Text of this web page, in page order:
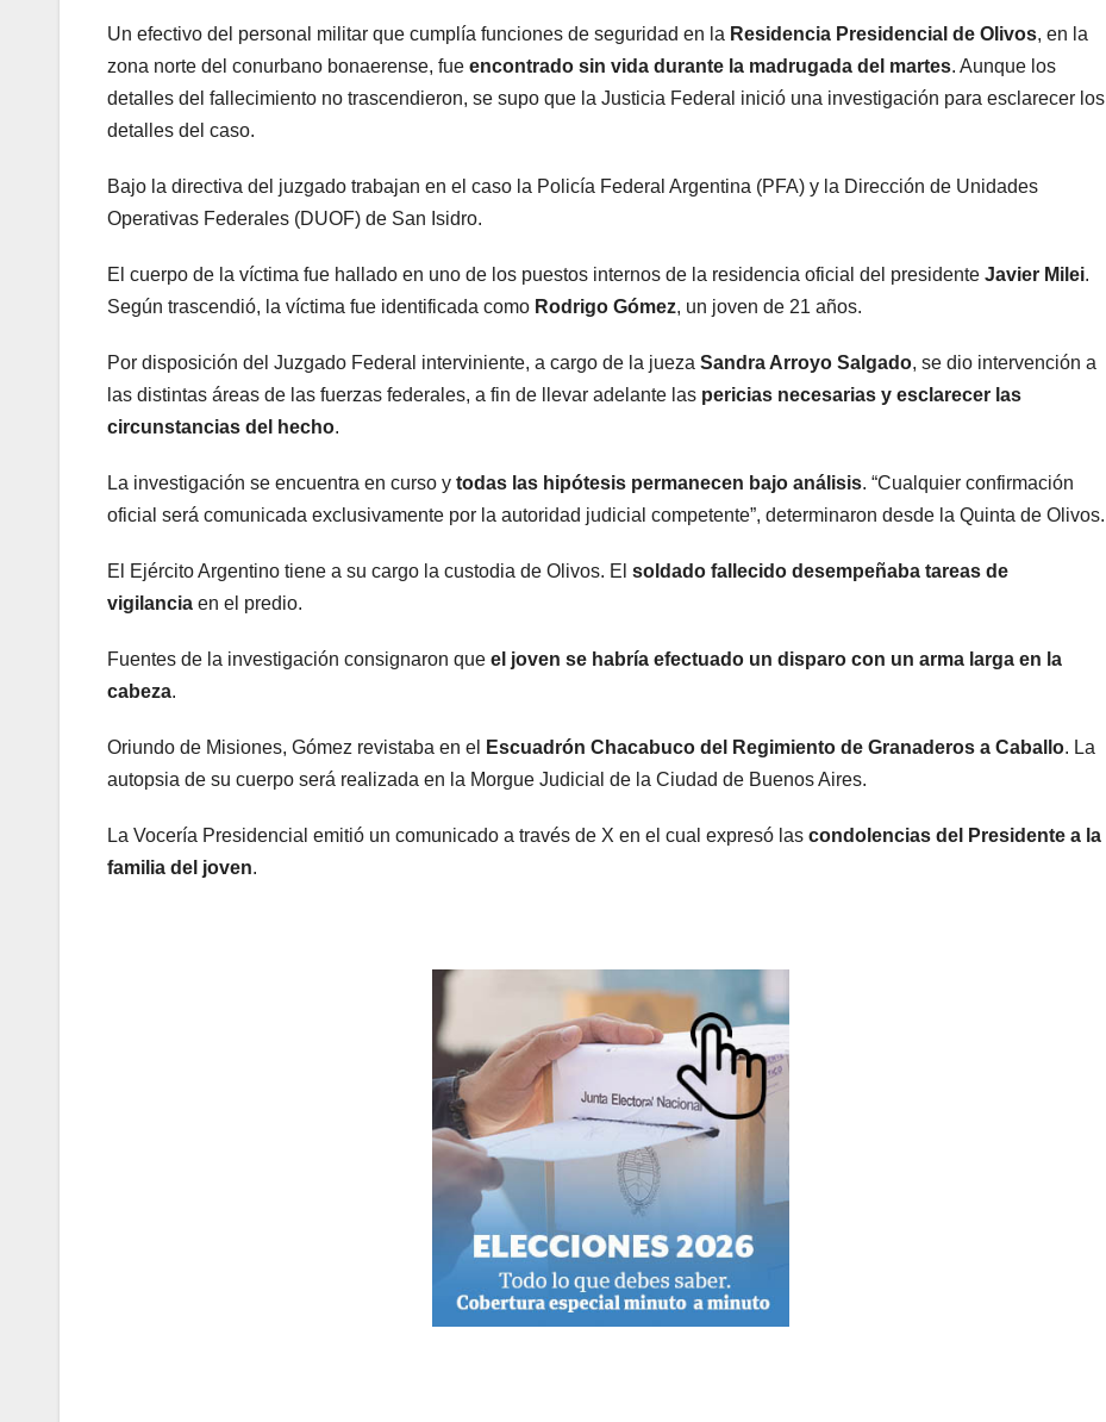
Un efectivo del personal militar que cumplía funciones de seguridad en la Residencia Presidencial de Olivos, en la
zona norte del conurbano bonaerense, fue encontrado sin vida durante la madrugada del martes. Aunque los
detalles del fallecimiento no trascendieron, se supo que la Justicia Federal inició una investigación para esclarecer los
detalles del caso.
Bajo la directiva del juzgado trabajan en el caso la Policía Federal Argentina (PFA) y la Dirección de Unidades
Operativas Federales (DUOF) de San Isidro.
El cuerpo de la víctima fue hallado en uno de los puestos internos de la residencia oficial del presidente Javier Milei.
Según trascendió, la víctima fue identificada como Rodrigo Gómez, un joven de 21 años.
Por disposición del Juzgado Federal interviniente, a cargo de la jueza Sandra Arroyo Salgado, se dio intervención a
las distintas áreas de las fuerzas federales, a fin de llevar adelante las pericias necesarias y esclarecer las
circunstancias del hecho.
La investigación se encuentra en curso y todas las hipótesis permanecen bajo análisis. “Cualquier confirmación
oficial será comunicada exclusivamente por la autoridad judicial competente”, determinaron desde la Quinta de Olivos.
El Ejército Argentino tiene a su cargo la custodia de Olivos. El soldado fallecido desempeñaba tareas de
vigilancia en el predio.
Fuentes de la investigación consignaron que el joven se habría efectuado un disparo con un arma larga en la
cabeza.
Oriundo de Misiones, Gómez revistaba en el Escuadrón Chacabuco del Regimiento de Granaderos a Caballo. La
autopsia de su cuerpo será realizada en la Morgue Judicial de la Ciudad de Buenos Aires.
La Vocería Presidencial emitió un comunicado a través de X en el cual expresó las condolencias del Presidente a la
familia del joven.